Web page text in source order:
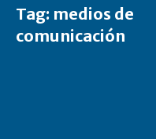
Tag: medios de
comunicación